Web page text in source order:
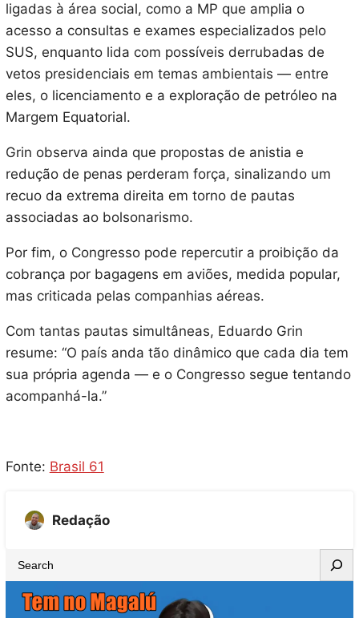
ligadas à área social, como a MP que amplia o
acesso a consultas e exames especializados pelo
SUS, enquanto lida com possíveis derrubadas de
vetos presidenciais em temas ambientais — entre
eles, o licenciamento e a exploração de petróleo na
Margem Equatorial.
Grin observa ainda que propostas de anistia e
redução de penas perderam força, sinalizando um
recuo da extrema direita em torno de pautas
associadas ao bolsonarismo.
Por fim, o Congresso pode repercutir a proibição da
cobrança por bagagens em aviões, medida popular,
mas criticada pelas companhias aéreas.
Com tantas pautas simultâneas, Eduardo Grin
resume: “O país anda tão dinâmico que cada dia tem
sua própria agenda — e o Congresso segue tentando
acompanhá-la.”
Fonte: Brasil 61
Redação
e